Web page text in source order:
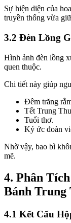
Sự hiện diện của
truyền thống vừa
3.2 Đèn Lồng
Hình ảnh đèn lồng
quen thuộc.
Chi tiết này giúp
Đêm trăng
Tết Trung
Tuổi thơ.
Ký ức đoàn
Nhờ vậy, bao bì
mẽ.
4. Phân
Bánh Trung
4.1 Kết Cấu